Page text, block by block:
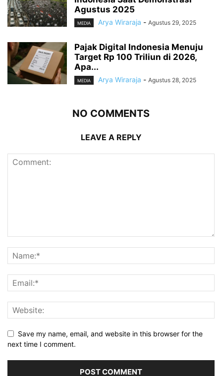
Agustus 2025
MEDIA Arya Wiraraja - Agustus 29, 2025
Pajak Digital Indonesia Menuju
Target Rp 100 Triliun di 2026,
Apa...
MEDIA Arya Wiraraja - Agustus 28, 2025
NO COMMENTS
LEAVE A REPLY
Save my name, email, and website in this browser for the
next time I comment.